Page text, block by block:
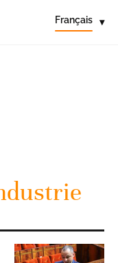
Français ▾